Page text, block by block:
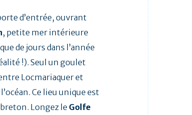
d’entrée, ouvrant
, petite mer intérieure
de jours dans l’année
!). Seul un goulet
Locmariaquer et
Ce lieu unique est
Longez le Golfe